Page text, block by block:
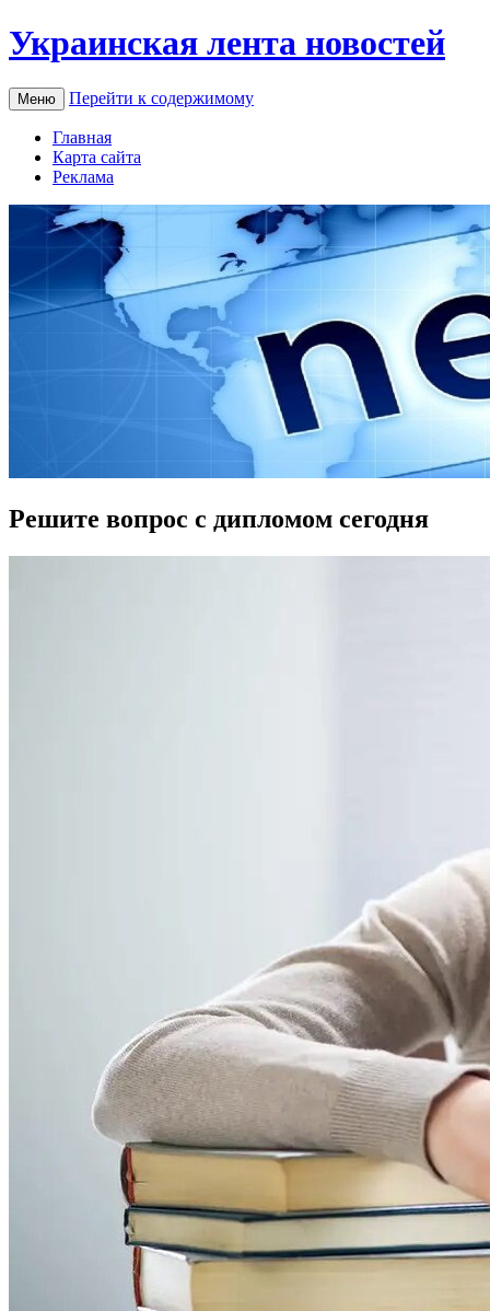
Украинская лента новостей
Меню Перейти к содержимому
Главная
Карта сайта
Реклама
Решите вопрос с дипломом сегодня